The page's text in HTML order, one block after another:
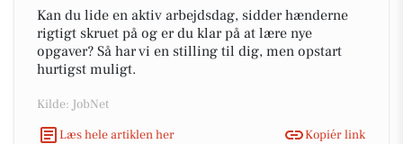
Kan du lide en aktiv arbejdsdag, sidder hænderne
rigtigt skruet på og er du klar på at lære nye
opgaver? Så har vi en stilling til dig, men opstart
hurtigst muligt.
Kilde: JobNet
Læs hele artiklen her
Kopiér link